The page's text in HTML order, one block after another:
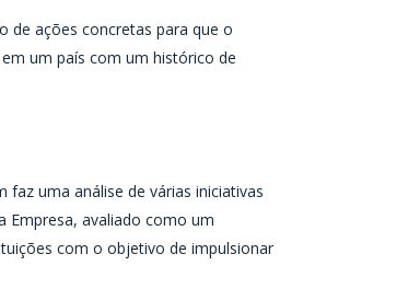
de ações concretas para que o
um país com um histórico de
uma análise de várias iniciativas
Empresa, avaliado como um
com o objetivo de impulsionar